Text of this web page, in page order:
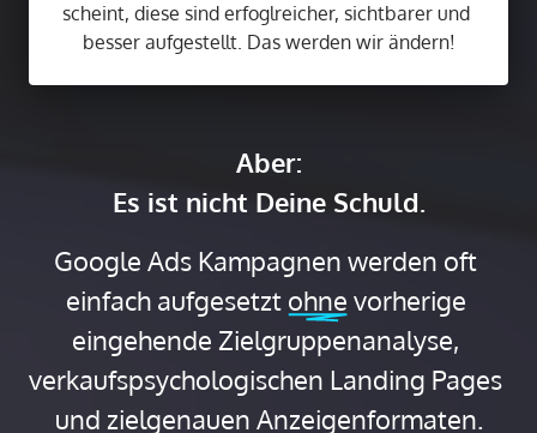
scheint, diese sind erfoglreicher, sichtbarer und
besser aufgestellt. Das werden wir ändern!
Aber:
Es ist nicht Deine Schuld.
Google Ads Kampagnen werden oft
einfach aufgesetzt ohne vorherige
eingehende Zielgruppenanalyse,
verkaufspsychologischen Landing Pages